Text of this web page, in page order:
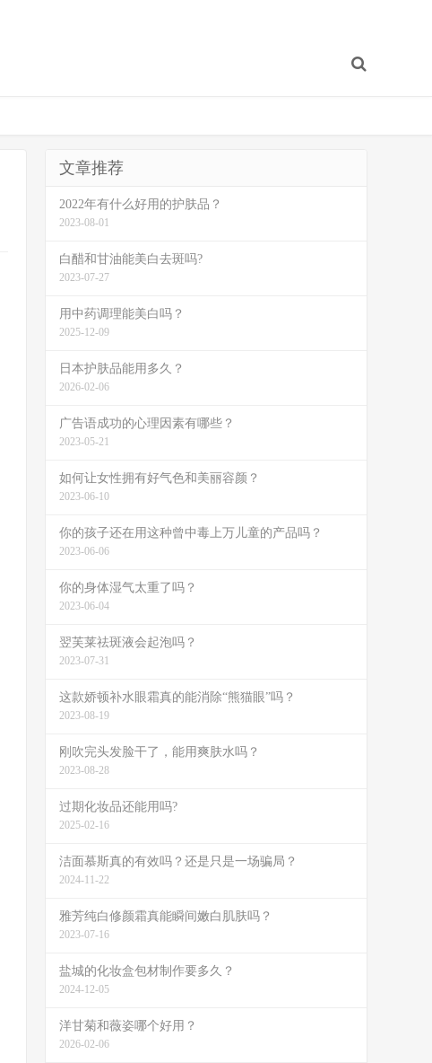
文章推荐
2022年有什么好用的护肤品？
2023-08-01
白醋和甘油能美白去斑吗?
2023-07-27
用中药调理能美白吗？
2025-12-09
日本护肤品能用多久？
2026-02-06
广告语成功的心理因素有哪些？
2023-05-21
如何让女性拥有好气色和美丽容颜？
2023-06-10
你的孩子还在用这种曾中毒上万儿童的产品吗？
2023-06-06
你的身体湿气太重了吗？
2023-06-04
翌芙莱祛斑液会起泡吗？
2023-07-31
这款娇顿补水眼霜真的能消除“熊猫眼”吗？
2023-08-19
刚吹完头发脸干了，能用爽肤水吗？
2023-08-28
过期化妆品还能用吗?
2025-02-16
洁面慕斯真的有效吗？还是只是一场骗局？
2024-11-22
雅芳纯白修颜霜真能瞬间嫩白肌肤吗？
2023-07-16
盐城的化妆盒包材制作要多久？
2024-12-05
洋甘菊和薇姿哪个好用？
2026-02-06